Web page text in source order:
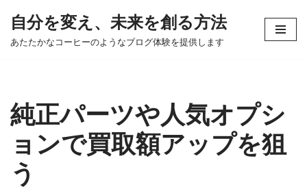
コ
ツ
へ
キ
ッ
プ
自分を変え、未来を創る方法
あたたかなコーヒーのようなブログ体験を提供します
純正パーツや人気オプシ
ョンで買取額アップを狙
う